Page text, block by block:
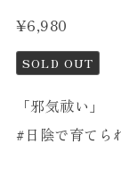
¥6,980
SOLD OUT
「邪気祓い」
#日陰で育てら